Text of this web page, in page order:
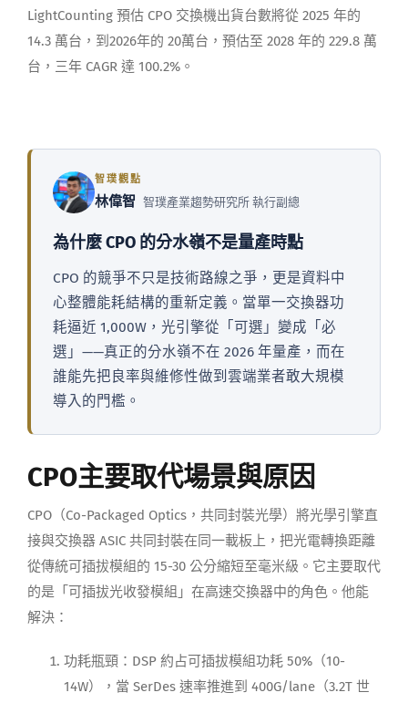
LightCounting 預估 CPO 交換機出貨台數將從 2025 年的
14.3 萬台，到2026年的 20萬台，預估至 2028 年的 229.8 萬
台，三年 CAGR 達 100.2%。
智璞觀點
林偉智 智璞產業趨勢研究所 執行副總
為什麼 CPO 的分水嶺不是量產時點
CPO 的競爭不只是技術路線之爭，更是資料中
心整體能耗結構的重新定義。當單一交換器功
耗逼近 1,000W，光引擎從「可選」變成「必
選」——真正的分水嶺不在 2026 年量產，而在
誰能先把良率與維修性做到雲端業者敢大規模
導入的門檻。
CPO主要取代場景與原因
CPO（Co-Packaged Optics，共同封裝光學）將光學引擎直
接與交換器 ASIC 共同封裝在同一載板上，把光電轉換距離
從傳統可插拔模組的 15-30 公分縮短至毫米級。它主要取代
的是「可插拔光收發模組」在高速交換器中的角色。他能
解決：
功耗瓶頸：DSP 約占可插拔模組功耗 50%（10-
14W），當 SerDes 速率推進到 400G/lane（3.2T 世